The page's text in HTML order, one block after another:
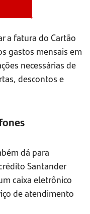
a fatura do Cartão
gastos mensais em
necessárias de
descontos e
dá para
Santander
caixa eletrônico
de atendimento